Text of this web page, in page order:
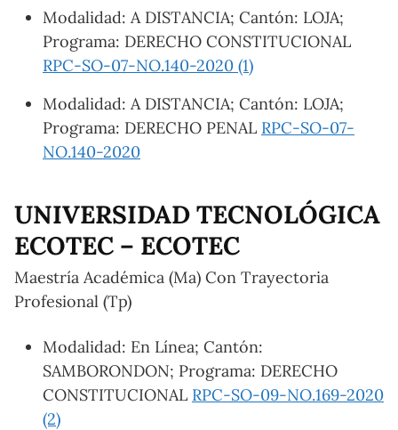
Modalidad: A DISTANCIA; Cantón: LOJA;
Programa: DERECHO CONSTITUCIONAL
RPC-SO-07-NO.140-2020 (1)
Modalidad: A DISTANCIA; Cantón: LOJA;
Programa: DERECHO PENAL RPC-SO-07-
NO.140-2020
UNIVERSIDAD TECNOLÓGICA
ECOTEC – ECOTEC
Maestría Académica (Ma) Con Trayectoria
Profesional (Tp)
Modalidad: En Línea; Cantón:
SAMBORONDON; Programa: DERECHO
CONSTITUCIONAL RPC-SO-09-NO.169-2020
(2)